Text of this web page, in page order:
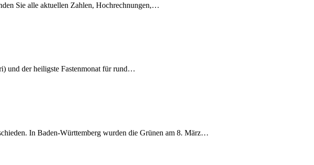
Sie alle aktuellen Zahlen, Hochrechnungen,…
und der heiligste Fastenmonat für rund…
In Baden-Württemberg wurden die Grünen am 8. März…